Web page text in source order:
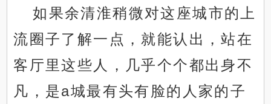
如果余清淮稍微对这座城市的上
流圈子了解一点，就能认出，站在
客厅里这些人，几乎个个都出身不
凡，是a城最有头有脸的人家的子